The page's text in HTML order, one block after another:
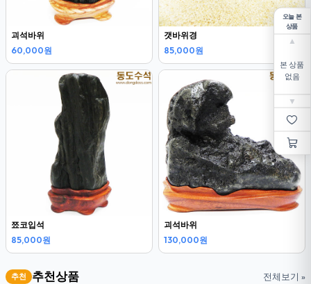
오늘 본
상품
▲
본 상품
없음
▼
괴석바위
60,000원
갯바위경
85,000원
쬬코입석
85,000원
괴석바위
130,000원
추천 추천상품 전체보기 »